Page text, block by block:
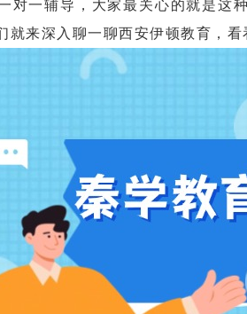
对一辅导，大家最关心的就是这
就来深入聊一聊西安伊顿教育，看